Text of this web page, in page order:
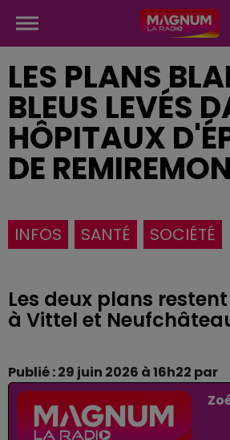
LES PLANS
BLEUS LEVÉS
HÔPITAUX
DE
INFOS SANTÉ SOCIÉTÉ
Les deux plans
à Vittel et
Publié : 29 juin 2026 à 16h22 par